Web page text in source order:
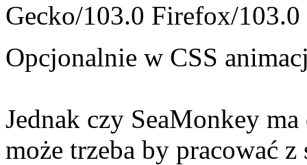
Gecko/103.0 Firefox/103.0
Opcjonalnie w CSS
Jednak czy SeaMonkey
może trzeba by pracować